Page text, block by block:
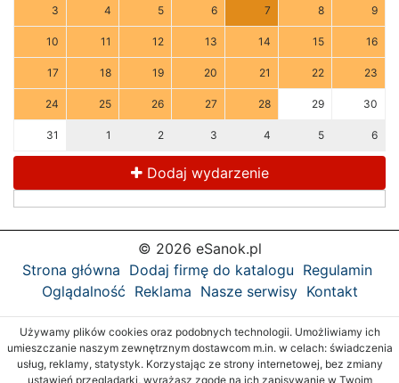
3 4 5 6 7 8 9
10 11 12 13 14 15 16
17 18 19 20 21 22 23
24 25 26 27 28 29 30
31 1 2 3 4 5 6
Dodaj wydarzenie
© 2026 eSanok.pl
Strona główna Dodaj firmę do katalogu Regulamin
Oglądalność Reklama Nasze serwisy Kontakt
Używamy plików cookies oraz podobnych technologii. Umożliwiamy ich
umieszczanie naszym zewnętrznym dostawcom m.in. w celach: świadczenia
usług, reklamy, statystyk. Korzystając ze strony internetowej, bez zmiany
ustawień przeglądarki, wyrażasz zgodę na ich zapisywanie w Twoim